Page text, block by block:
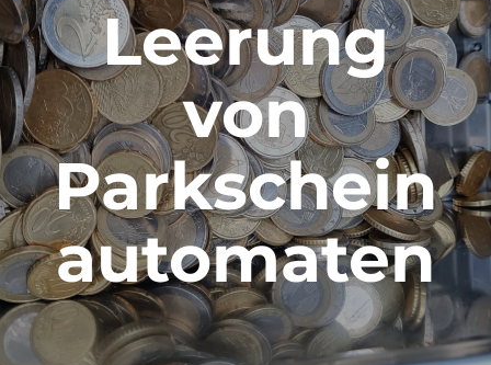
Leerung
von
Parkschein
automaten